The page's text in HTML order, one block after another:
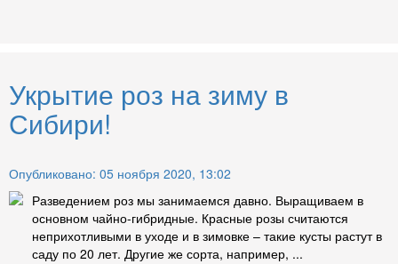
Укрытие роз на зиму в
Сибири!
Опубликовано: 05 ноября 2020, 13:02
Разведением роз мы занимаемся давно. Выращиваем в
основном чайно-гибридные. Красные розы считаются
неприхотливыми в уходе и в зимовке – такие кусты растут в
саду по 20 лет. Другие же сорта, например, ...